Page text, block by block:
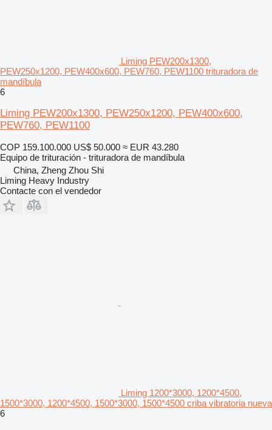
Liming PEW200x1300,
PEW250x1200, PEW400x600, PEW760, PEW1100 trituradora de
mandíbula
6
Liming PEW200x1300, PEW250x1200, PEW400x600,
PEW760, PEW1100
COP 159.100.000 US$ 50.000 ≈ EUR 43.280
Equipo de trituración - trituradora de mandíbula
China, Zheng Zhou Shi
Liming Heavy Industry
Contacte con el vendedor
Liming 1200*3000, 1200*4500,
1500*3000, 1200*4500, 1500*3000, 1500*4500 criba vibratoria nueva
6